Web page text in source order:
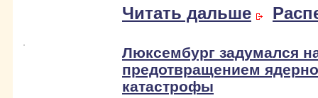
Читать дальше
Люксембург задумался
предотвращением
катастрофы